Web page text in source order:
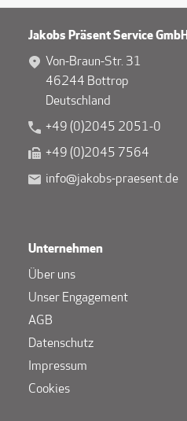
Jakobs Präsent Service GmbH
Von-Braun-Str. 31
46244 Bottrop
Deutschland
+49 (0)2045 2051-0
+49 (0)2045 7564
info@jakobs-praesent.de
Unternehmen
Über uns
Unser Engagement
AGB
Datenschutz
Impressum
Cookies